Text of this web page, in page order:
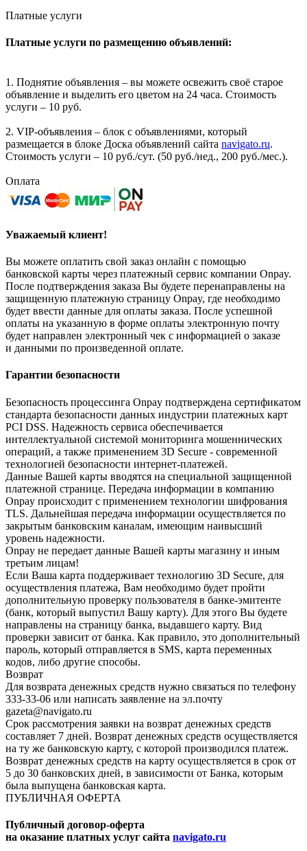
Платные услуги
Платные услуги по размещению объявлений:
1. Поднятие объявления – вы можете освежить своё старое
объявление и выделить его цветом на 24 часа. Стоимость
услуги – 10 руб.
2. VIP-объявления – блок с объявлениями, который
размещается в блоке Доска объявлений сайта navigato.ru.
Стоимость услуги – 10 руб./сут. (50 руб./нед., 200 руб./мес.).
Оплата
Уважаемый клиент!
Вы можете оплатить свой заказ онлайн с помощью
банковской карты через платежный сервис компании Onpay.
После подтверждения заказа Вы будете перенаправлены на
защищенную платежную страницу Onpay, где необходимо
будет ввести данные для оплаты заказа. После успешной
оплаты на указанную в форме оплаты электронную почту
будет направлен электронный чек с информацией о заказе
и данными по произведенной оплате.
Гарантии безопасности
Безопасность процессинга Onpay подтверждена сертификатом
стандарта безопасности данных индустрии платежных карт
PCI DSS. Надежность сервиса обеспечивается
интеллектуальной системой мониторинга мошеннических
операций, а также применением 3D Secure - современной
технологией безопасности интернет-платежей.
Данные Вашей карты вводятся на специальной защищенной
платежной странице. Передача информации в компанию
Onpay происходит с применением технологии шифрования
TLS. Дальнейшая передача информации осуществляется по
закрытым банковским каналам, имеющим наивысший
уровень надежности.
Onpay не передает данные Вашей карты магазину и иным
третьим лицам!
Если Ваша карта поддерживает технологию 3D Secure, для
осуществления платежа, Вам необходимо будет пройти
дополнительную проверку пользователя в банке-эмитенте
(банк, который выпустил Вашу карту). Для этого Вы будете
направлены на страницу банка, выдавшего карту. Вид
проверки зависит от банка. Как правило, это дополнительный
пароль, который отправляется в SMS, карта переменных
кодов, либо другие способы.
Возврат
Для возврата денежных средств нужно связаться по телефону
333-33-06 или написать заявление на эл.почту
gazeta@navigato.ru
Срок рассмотрения заявки на возврат денежных средств
составляет 7 дней. Возврат денежных средств осуществляется
на ту же банковскую карту, с которой производился платеж.
Возврат денежных средств на карту осуществляется в срок от
5 до 30 банковских дней, в зависимости от Банка, которым
была выпущена банковская карта.
ПУБЛИЧНАЯ ОФЕРТА
Публичный договор-оферта
на оказание платных услуг сайта navigato.ru